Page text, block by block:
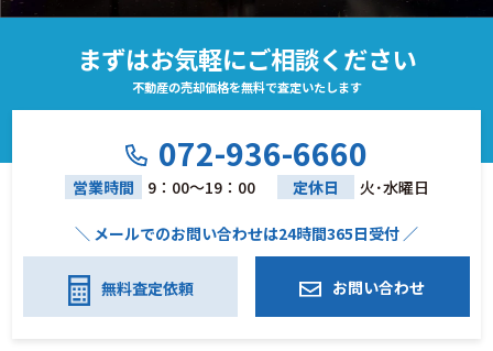
まずはお気軽にご相談ください
不動産の売却価格を無料で査定いたします
072-936-6660
営業時間 9：00～19：00 定休日 火･水曜日
＼ メールでのお問い合わせは24時間365日受付 ／
無料査定依頼 お問い合わせ